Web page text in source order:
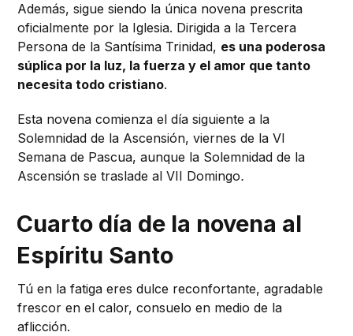
Además, sigue siendo la única novena prescrita
oficialmente por la Iglesia. Dirigida a la Tercera
Persona de la Santísima Trinidad, es una poderosa
súplica por la luz, la fuerza y ​​el amor que tanto
necesita todo cristiano.
Esta novena comienza el día siguiente a la
Solemnidad de la Ascensión, viernes de la VI
Semana de Pascua, aunque la Solemnidad de la
Ascensión se traslade al VII Domingo.
Cuarto día de la novena al
Espíritu Santo
Tú en la fatiga eres dulce reconfortante, agradable
frescor en el calor, consuelo en medio de la
aflicción.